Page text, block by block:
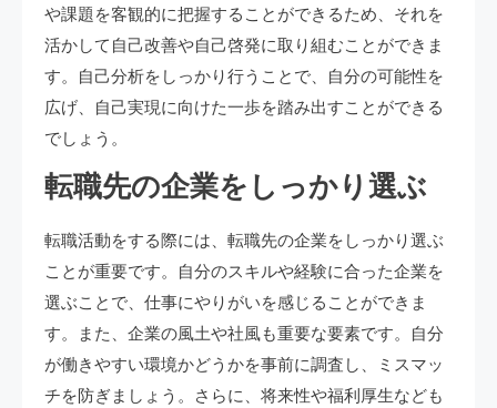
や課題を客観的に把握することができるため、それを
活かして自己改善や自己啓発に取り組むことができま
す。自己分析をしっかり行うことで、自分の可能性を
広げ、自己実現に向けた一歩を踏み出すことができる
でしょう。
転職先の企業をしっかり選ぶ
転職活動をする際には、転職先の企業をしっかり選ぶ
ことが重要です。自分のスキルや経験に合った企業を
選ぶことで、仕事にやりがいを感じることができま
す。また、企業の風土や社風も重要な要素です。自分
が働きやすい環境かどうかを事前に調査し、ミスマッ
チを防ぎましょう。さらに、将来性や福利厚生なども